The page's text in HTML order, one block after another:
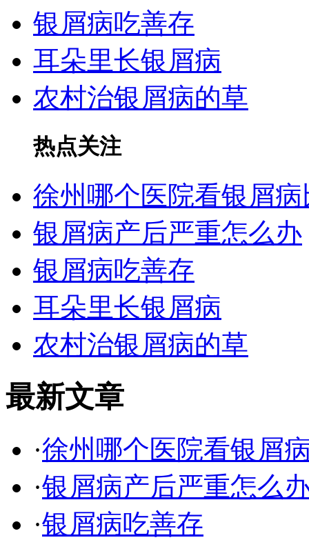
银屑病吃善存
耳朵里长银屑病
农村治银屑病的草
热点关注
徐州哪个医院看银屑病
银屑病产后严重怎么办
银屑病吃善存
耳朵里长银屑病
农村治银屑病的草
最新文章
·徐州哪个医院看银屑
·银屑病产后严重怎么
·银屑病吃善存